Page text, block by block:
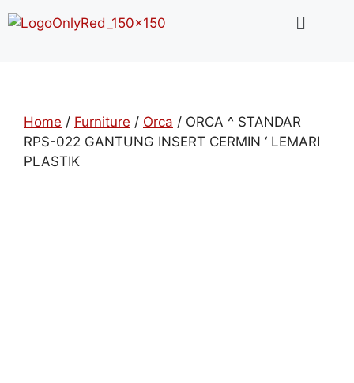
Home / Furniture / Orca / ORCA ^ STANDAR
RPS-022 GANTUNG INSERT CERMIN ‘ LEMARI
PLASTIK